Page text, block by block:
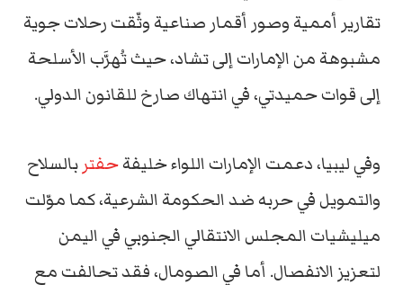
تقارير أممية وصور أقمار صناعية وثّقت رحلات جوية
مشبوهة من الإمارات إلى تشاد، حيث تُهرَّب الأسلحة
إلى قوات حميدتي، في انتهاك صارخ للقانون الدولي.
وفي ليبيا، دعمت الإمارات اللواء خليفةحفتر بالسلاح
والتمويل في حربه ضد الحكومة الشرعية، كما موّلت
ميليشيات المجلس الانتقالي الجنوبي في اليمن
لتعزيز الانفصال. أما في الصومال، فقد تحالفت مع